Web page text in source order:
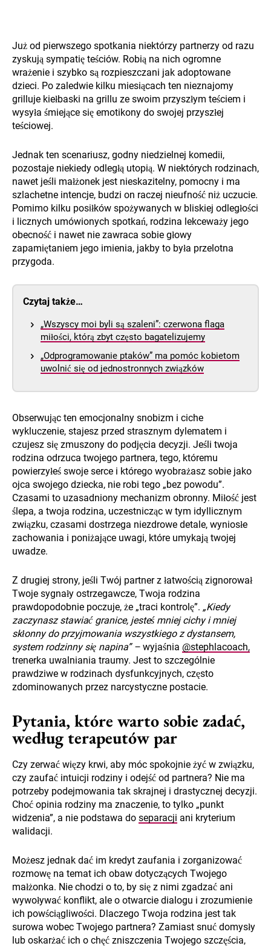
Już od pierwszego spotkania niektórzy partnerzy od razu
zyskują sympatię teściów. Robią na nich ogromne
wrażenie i szybko są rozpieszczani jak adoptowane
dzieci. Po zaledwie kilku miesiącach ten nieznajomy
grilluje kiełbaski na grillu ze swoim przyszłym teściem i
wysyła śmiejące się emotikony do swojej przyszłej
teściowej.
Jednak ten scenariusz, godny niedzielnej komedii,
pozostaje niekiedy odległą utopią. W niektórych rodzinach,
nawet jeśli małżonek jest nieskazitelny, pomocny i ma
szlachetne intencje, budzi on raczej nieufność niż uczucie.
Pomimo kilku posiłków spożywanych w bliskiej odległości
i licznych umówionych spotkań, rodzina lekceważy jego
obecność i nawet nie zawraca sobie głowy
zapamiętaniem jego imienia, jakby to była przelotna
przygoda.
Czytaj także…
„Wszyscy moi byli są szaleni”: czerwona flaga
miłości, którą zbyt często bagatelizujemy
„Odprogramowanie ptaków” ma pomóc kobietom
uwolnić się od jednostronnych związków
Obserwując ten emocjonalny snobizm i ciche
wykluczenie, stajesz przed strasznym dylematem i
czujesz się zmuszony do podjęcia decyzji. Jeśli twoja
rodzina odrzuca twojego partnera, tego, któremu
powierzyłeś swoje serce i którego wyobrażasz sobie jako
ojca swojego dziecka, nie robi tego „bez powodu”.
Czasami to uzasadniony mechanizm obronny. Miłość jest
ślepa, a twoja rodzina, uczestnicząc w tym idyllicznym
związku, czasami dostrzega niezdrowe detale, wyniosłe
zachowania i poniżające uwagi, które umykają twojej
uwadze.
Z drugiej strony, jeśli Twój partner z łatwością zignorował
Twoje sygnały ostrzegawcze, Twoja rodzina
prawdopodobnie poczuje, że „traci kontrolę”. „Kiedy
zaczynasz stawiać granice, jesteś mniej cichy i mniej
skłonny do przyjmowania wszystkiego z dystansem,
system rodzinny się napina” – wyjaśnia @stephlacoach,
trenerka uwalniania traumy. Jest to szczególnie
prawdziwe w rodzinach dysfunkcyjnych, często
zdominowanych przez narcystyczne postacie.
Pytania, które warto sobie zadać,
według terapeutów par
Czy zerwać więzy krwi, aby móc spokojnie żyć w związku,
czy zaufać intuicji rodziny i odejść od partnera? Nie ma
potrzeby podejmowania tak skrajnej i drastycznej decyzji.
Choć opinia rodziny ma znaczenie, to tylko „punkt
widzenia”, a nie podstawa do separacji ani kryterium
walidacji.
Możesz jednak dać im kredyt zaufania i zorganizować
rozmowę na temat ich obaw dotyczących Twojego
małżonka. Nie chodzi o to, by się z nimi zgadzać ani
wywoływać konflikt, ale o otwarcie dialogu i zrozumienie
ich powściągliwości. Dlaczego Twoja rodzina jest tak
surowa wobec Twojego partnera? Zamiast snuć domysły
lub oskarżać ich o chęć zniszczenia Twojego szczęścia,